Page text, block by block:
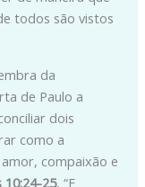
todos são vistos
da
de Paulo a
dois
como a
compaixão e
10:24-25, “E